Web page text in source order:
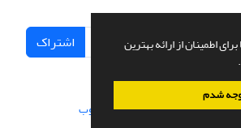
اطمینان از ارائه بهترین
شدم
اشتراک
علمی.طراحی و پیاده سازی از سیناوب